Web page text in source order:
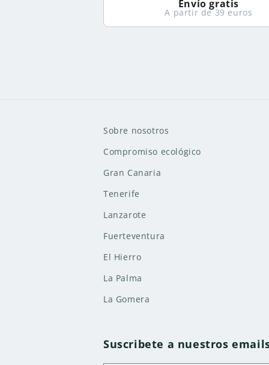
Envío gratis
A partir de 39 euros
Sobre nosotros
Compromiso ecológico
Gran Canaria
Tenerife
Lanzarote
Fuerteventura
El Hierro
La Palma
La Gomera
Suscribete a nuestros